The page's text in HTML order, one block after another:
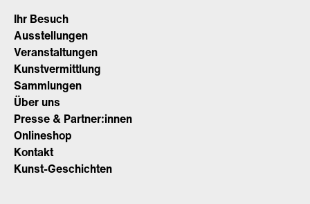
Ihr Besuch
Ausstellungen
Veranstaltungen
Kunstvermittlung
Sammlungen
Über uns
Presse & Partner:innen
Onlineshop
Kontakt
Kunst-Geschichten